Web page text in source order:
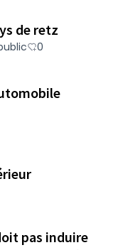
de retz
0
pas induire